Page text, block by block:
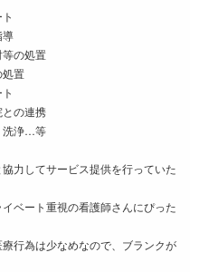
導
等の処置
処置
との連携
洗浄…等
力してサービス提供を行っていた
ベート重視の看護師さんにぴった
行為は少なめなので、ブランクが